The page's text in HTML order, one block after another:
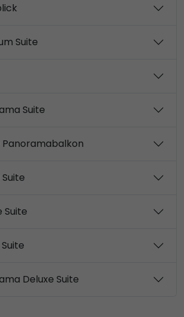
Suite
Suite
Panoramabalkon
Suite
Deluxe Suite